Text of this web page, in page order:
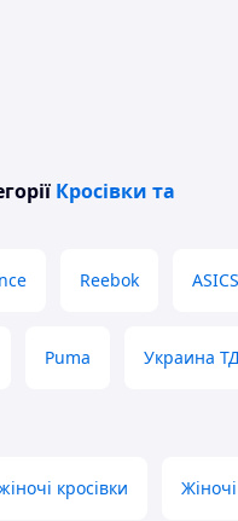
Кросівки та
Reebok ASICS
Puma Украина
кросівки